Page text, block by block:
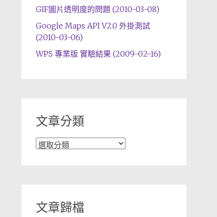
GIF圖片透明度的問題 (2010-03-08)
Google Maps API V2.0 外掛測試
(2010-03-06)
WPS 專業版 實驗結果 (2009-02-16)
文章分類
文
文章歸檔